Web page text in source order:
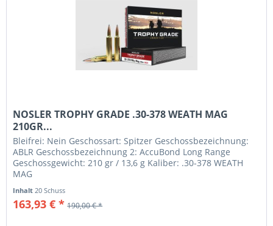
NOSLER TROPHY GRADE .30-378 WEATH MAG
210GR...
Bleifrei: Nein Geschossart: Spitzer Geschossbezeichnung:
ABLR Geschossbezeichnung 2: AccuBond Long Range
Geschossgewicht: 210 gr / 13,6 g Kaliber: .30-378 WEATH
MAG
Inhalt20 Schuss
163,93 € * 190,00 € *